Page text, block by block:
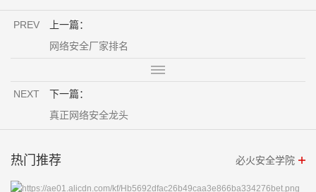
PREV
上一篇：
网络安全厂家排名
NEXT
下一篇：
真正网络安全龙头
热门推荐 必火安全学院